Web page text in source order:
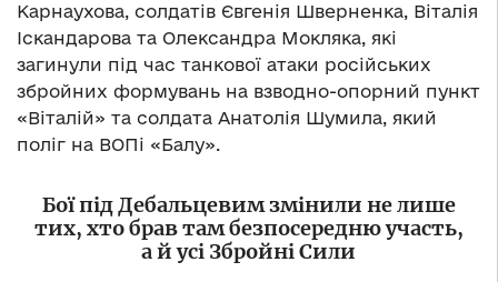
Карнаухова, солдатів Євгенія Шверненка, Віталія
Іскандарова та Олександра Мокляка, які
загинули під час танкової атаки російських
збройних формувань на взводно-опорний пункт
«Віталій» та солдата Анатолія Шумила, який
поліг на ВОПі «Балу».
Бої під Дебальцевим змінили не лише
тих, хто брав там безпосередню участь,
а й усі Збройні Сили